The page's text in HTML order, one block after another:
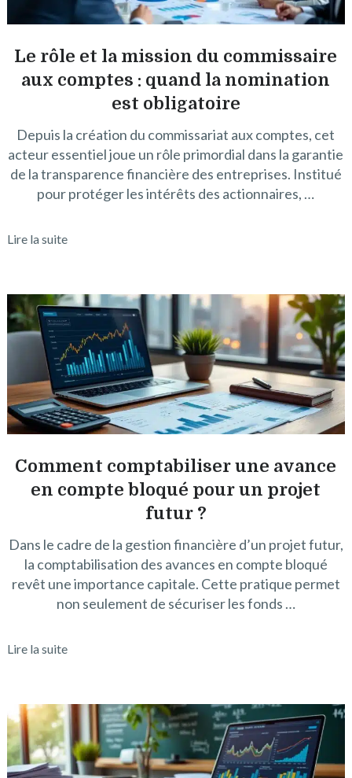
Le rôle et la mission du commissaire
aux comptes : quand la nomination
est obligatoire
Depuis la création du commissariat aux comptes, cet
acteur essentiel joue un rôle primordial dans la garantie
de la transparence financière des entreprises. Institué
pour protéger les intérêts des actionnaires, …
Lire la suite
Comment comptabiliser une avance
en compte bloqué pour un projet
futur ?
Dans le cadre de la gestion financière d’un projet futur,
la comptabilisation des avances en compte bloqué
revêt une importance capitale. Cette pratique permet
non seulement de sécuriser les fonds …
Lire la suite